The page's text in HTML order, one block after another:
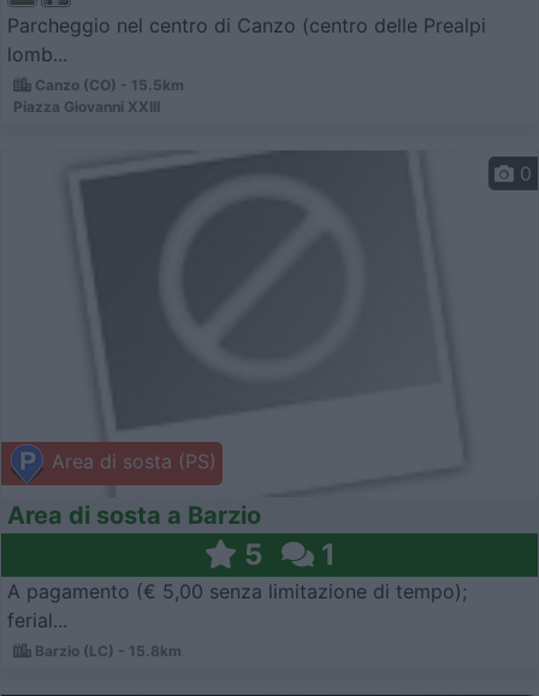
Parcheggio nel centro di Canzo (centro delle Prealpi
lomb...
Canzo (CO) - 15.5km
Piazza Giovanni XXIII
Area di sosta (PS)
0
Area di sosta a Barzio
5 1
A pagamento (€ 5,00 senza limitazione di tempo);
ferial...
Barzio (LC) - 15.8km